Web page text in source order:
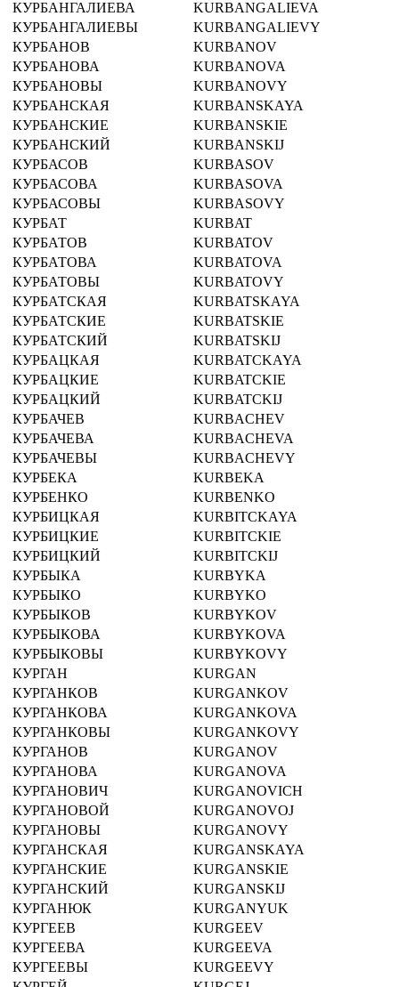
КУРБАНГАЛИЕВА
KURBANGALIEVA
КУРБАНГАЛИЕВЫ
KURBANGALIEVY
КУРБАНОВ
KURBANOV
КУРБАНОВА
KURBANOVA
КУРБАНОВЫ
KURBANOVY
КУРБАНСКАЯ
KURBANSKAYA
КУРБАНСКИЕ
KURBANSKIE
КУРБАНСКИЙ
KURBANSKIJ
КУРБАСОВ
KURBASOV
КУРБАСОВА
KURBASOVA
КУРБАСОВЫ
KURBASOVY
КУРБАТ
KURBAT
КУРБАТОВ
KURBATOV
КУРБАТОВА
KURBATOVA
КУРБАТОВЫ
KURBATOVY
КУРБАТСКАЯ
KURBATSKAYA
КУРБАТСКИЕ
KURBATSKIE
КУРБАТСКИЙ
KURBATSKIJ
КУРБАЦКАЯ
KURBATCKAYA
КУРБАЦКИЕ
KURBATCKIE
КУРБАЦКИЙ
KURBATCKIJ
КУРБАЧЕВ
KURBACHEV
КУРБАЧЕВА
KURBACHEVA
КУРБАЧЕВЫ
KURBACHEVY
КУРБЕКА
KURBEKA
КУРБЕНКО
KURBENKO
КУРБИЦКАЯ
KURBITCKAYA
КУРБИЦКИЕ
KURBITCKIE
КУРБИЦКИЙ
KURBITCKIJ
КУРБЫКА
KURBYKA
КУРБЫКО
KURBYKO
КУРБЫКОВ
KURBYKOV
КУРБЫКОВА
KURBYKOVA
КУРБЫКОВЫ
KURBYKOVY
КУРГАН
KURGAN
КУРГАНКОВ
KURGANKOV
КУРГАНКОВА
KURGANKOVA
КУРГАНКОВЫ
KURGANKOVY
КУРГАНОВ
KURGANOV
КУРГАНОВА
KURGANOVA
КУРГАНОВИЧ
KURGANOVICH
КУРГАНОВОЙ
KURGANOVOJ
КУРГАНОВЫ
KURGANOVY
КУРГАНСКАЯ
KURGANSKAYA
КУРГАНСКИЕ
KURGANSKIE
КУРГАНСКИЙ
KURGANSKIJ
КУРГАНЮК
KURGANYUK
КУРГЕЕВ
KURGEEV
КУРГЕЕВА
KURGEEVA
КУРГЕЕВЫ
KURGEEVY